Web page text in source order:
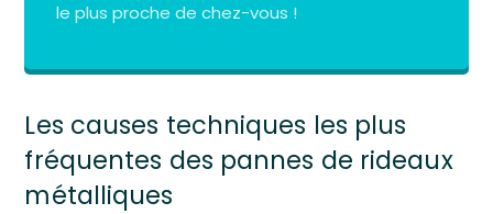
le plus proche de chez-vous !
Les causes techniques les plus
fréquentes des pannes de rideaux
métalliques